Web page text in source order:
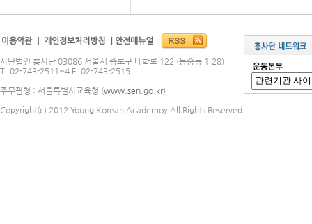
사단법인 흥사단 03086 서울시 종로구 대학로 122 (동숭동 1-28)
T. 02-743-2511~4 F. 02-743-2515
주무관청 : 서울특별시교육청 (www.sen.go.kr)
Copyright(c) 2012 Young Korean Academoy All Rights Reserved.